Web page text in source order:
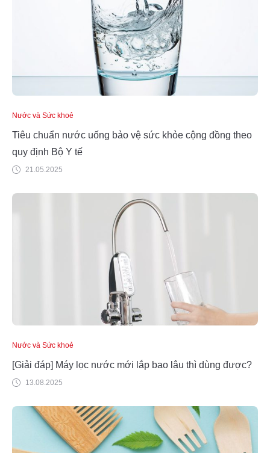
Nước và Sức khoẻ
Tiêu chuẩn nước uống bảo vệ sức khỏe cộng đồng theo
quy định Bộ Y tế
21.05.2025
Nước và Sức khoẻ
[Giải đáp] Máy lọc nước mới lắp bao lâu thì dùng được?
13.08.2025